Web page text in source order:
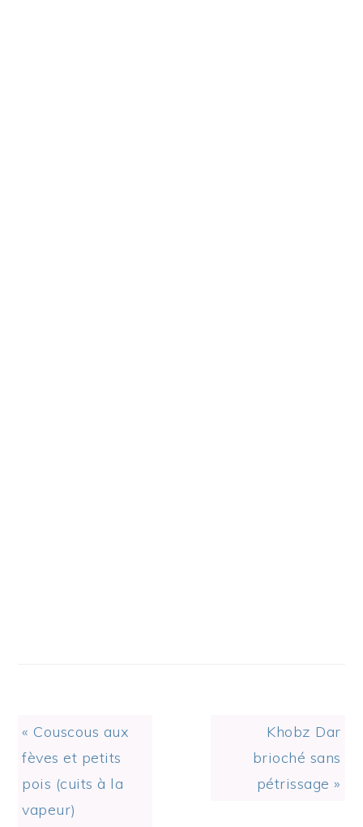
Previous
Post:
« Couscous aux
fèves et petits
pois (cuits à la
vapeur)
Next
Post:
Khobz Dar
brioché sans
pétrissage »